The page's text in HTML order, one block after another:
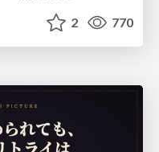
2 770